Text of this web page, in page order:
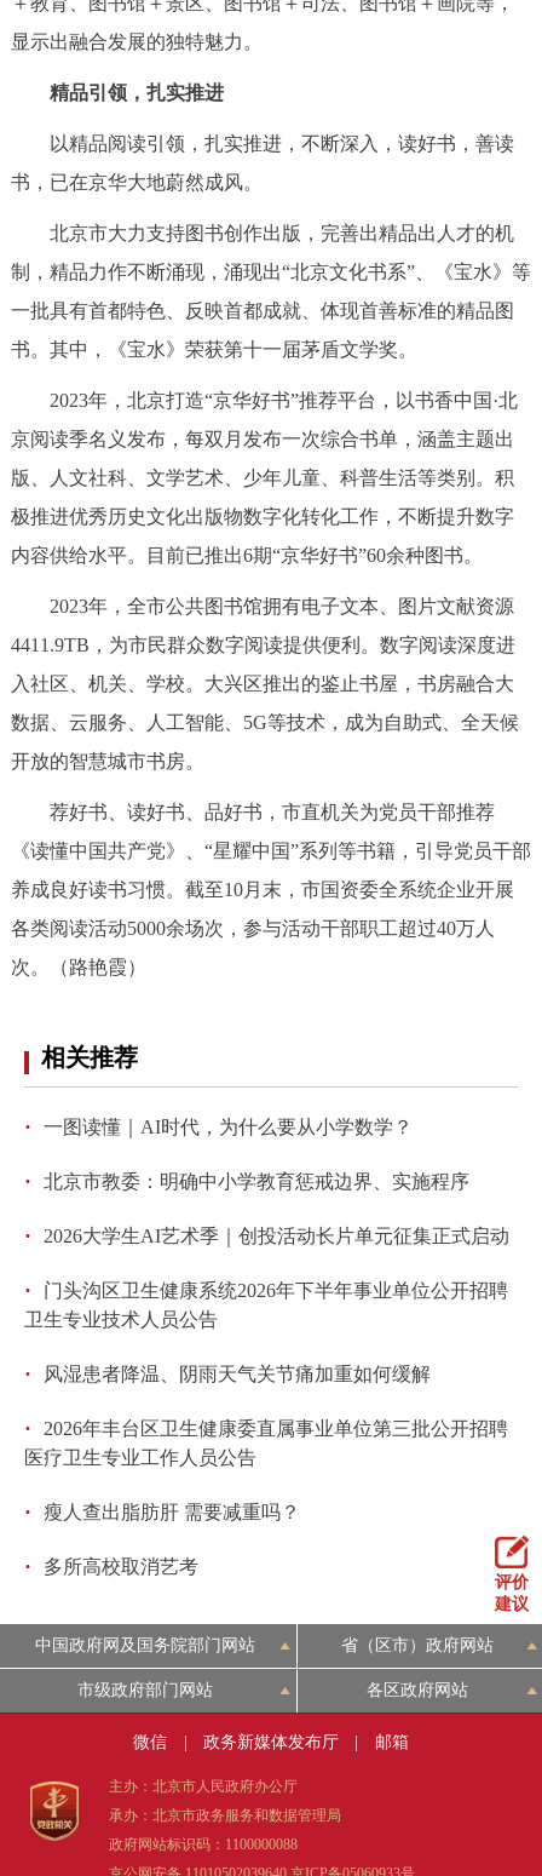
显示出融合发展的独特魅力。
精品引领，扎实推进
以精品阅读引领，扎实推进，不断深入，读好书，善读
书，已在京华大地蔚然成风。
北京市大力支持图书创作出版，完善出精品出人才的机
制，精品力作不断涌现，涌现出“北京文化书系”、《宝水》等
一批具有首都特色、反映首都成就、体现首善标准的精品图
书。其中，《宝水》荣获第十一届茅盾文学奖。
2023年，北京打造“京华好书”推荐平台，以书香中国·北
京阅读季名义发布，每双月发布一次综合书单，涵盖主题出
版、人文社科、文学艺术、少年儿童、科普生活等类别。积
极推进优秀历史文化出版物数字化转化工作，不断提升数字
内容供给水平。目前已推出6期“京华好书”60余种图书。
2023年，全市公共图书馆拥有电子文本、图片文献资源
4411.9TB，为市民群众数字阅读提供便利。数字阅读深度进
入社区、机关、学校。大兴区推出的鉴止书屋，书房融合大
数据、云服务、人工智能、5G等技术，成为自助式、全天候
开放的智慧城市书房。
荐好书、读好书、品好书，市直机关为党员干部推荐
《读懂中国共产党》、“星耀中国”系列等书籍，引导党员干部
养成良好读书习惯。截至10月末，市国资委全系统企业开展
各类阅读活动5000余场次，参与活动干部职工超过40万人
次。（路艳霞）
相关推荐
· 一图读懂｜AI时代，为什么要从小学数学？
· 北京市教委：明确中小学教育惩戒边界、实施程序
· 2026大学生AI艺术季｜创投活动长片单元征集正式启动
·
门头沟区卫生健康系统2026年下半年事业单位公开招聘
卫生专业技术人员公告
· 风湿患者降温、阴雨天气关节痛加重如何缓解
·
2026年丰台区卫生健康委直属事业单位第三批公开招聘
医疗卫生专业工作人员公告
· 瘦人查出脂肪肝 需要减重吗？
· 多所高校取消艺考
评价
建议
中国政府网及国务院部门网站 省（区市）政府网站
市级政府部门网站 各区政府网站
微信 政务新媒体发布厅 邮箱
主办：北京市人民政府办公厅
承办：北京市政务服务和数据管理局
政府网站标识码：1100000088